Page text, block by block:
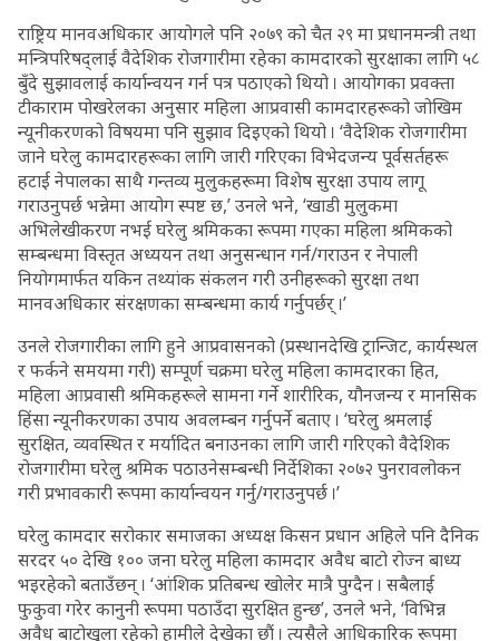
राष्ट्रिय मानवअधिकार आयोगले पनि २०७९ को चैत २९ मा प्रधानमन्त्री तथा
मन्त्रिपरिषद्लाई वैदेशिक रोजगारीमा रहेका कामदारको सुरक्षाका लागि ५८
बुँदे सुझावलाई कार्यान्वयन गर्न पत्र पठाएको थियो । आयोगका प्रवक्ता
टीकाराम पोखरेलका अनुसार महिला आप्रवासी कामदारहरूको जोखिम
न्यूनीकरणको विषयमा पनि सुझाव दिइएको थियो । ‘वैदेशिक रोजगारीमा
जाने घरेलु कामदारहरूका लागि जारी गरिएका विभेदजन्य पूर्वसर्तहरू
हटाई नेपालका साथै गन्तव्य मुलुकहरूमा विशेष सुरक्षा उपाय लागू
गराउनुपर्छ भन्नेमा आयोग स्पष्ट छ,’ उनले भने, ‘खाडी मुलुकमा
अभिलेखीकरण नभई घरेलु श्रमिकका रूपमा गएका महिला श्रमिकको
सम्बन्धमा विस्तृत अध्ययन तथा अनुसन्धान गर्न/गराउन र नेपाली
नियोगमार्फत यकिन तथ्यांक संकलन गरी उनीहरूको सुरक्षा तथा
मानवअधिकार संरक्षणका सम्बन्धमा कार्य गर्नुपर्छर् ।’
उनले रोजगारीका लागि हुने आप्रवासनको (प्रस्थानदेखि ट्रान्जिट, कार्यस्थल
र फर्कने समयमा गरी) सम्पूर्ण चक्रमा घरेलु महिला कामदारका हित,
महिला आप्रवासी श्रमिकहरूले सामना गर्ने शारीरिक, यौनजन्य र मानसिक
हिंसा न्यूनीकरणका उपाय अवलम्बन गर्नुपर्ने बताए । ‘घरेलु श्रमलाई
सुरक्षित, व्यवस्थित र मर्यादित बनाउनका लागि जारी गरिएको वैदेशिक
रोजगारीमा घरेलु श्रमिक पठाउनेसम्बन्धी निर्देशिका २०७२ पुनरावलोकन
गरी प्रभावकारी रूपमा कार्यान्वयन गर्नु/गराउनुपर्छ ।’
घरेलु कामदार सरोकार समाजका अध्यक्ष किसन प्रधान अहिले पनि दैनिक
सरदर ५० देखि १०० जना घरेलु महिला कामदार अवैध बाटो रोज्न बाध्य
भइरहेको बताउँछन् । ‘आंशिक प्रतिबन्ध खोलेर मात्रै पुग्दैन । सबैलाई
फुकुवा गरेर कानुनी रूपमा पठाउँदा सुरक्षित हुन्छ’, उनले भने, ‘विभिन्न
अवैध बाटोखुला रहेको हामीले देखेका छौं । त्यसैले आधिकारिक रूपमा